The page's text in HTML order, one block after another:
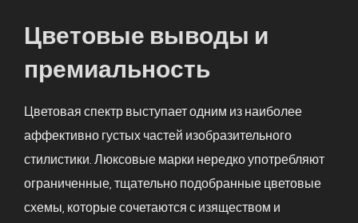
Цветовые выводы и
премиальность
Цветовая спектр выступает одним из наиболее
аффективно густых частей изобразительного
стилистики. Люксовые марки нередко употребляют
ограниченные, тщательно подобранные цветовые
схемы, которые сочетаются с изяществом и